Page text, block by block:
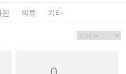
진 의류 기타